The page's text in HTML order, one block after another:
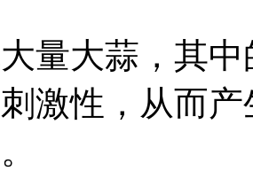
大蒜，其中
激性，从而